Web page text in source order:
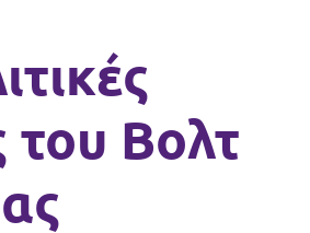
του Βολτ